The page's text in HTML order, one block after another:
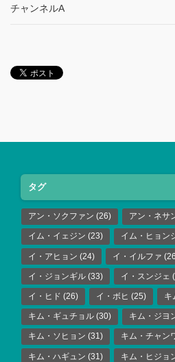
チャンネルA
タグ
アン・ソクファン (26) アン・ネサ
イム・イェジン (23) イム・ヒョン
イ・アヒョン (24) イ・イルファ
イ・ジョンギル (33) イ・スンジェ
イ・ヒド (26) イ・ボヒ (25) キ
キム・ギュチョル (30) キム・ジヨ
キム・ソヒョン (31) キム・チャン
キム・ハギュン (31) キム・ヒジョ